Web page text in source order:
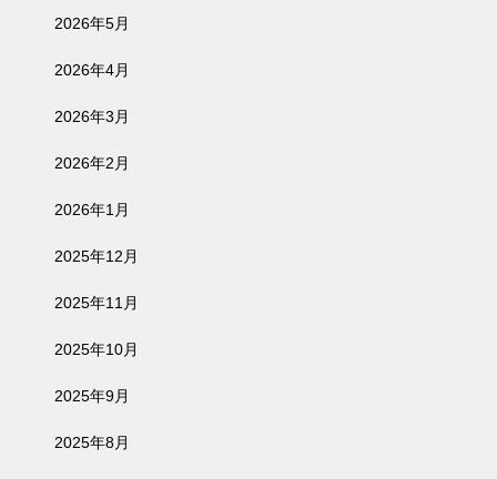
2026年5月
2026年4月
2026年3月
2026年2月
2026年1月
2025年12月
2025年11月
2025年10月
2025年9月
2025年8月